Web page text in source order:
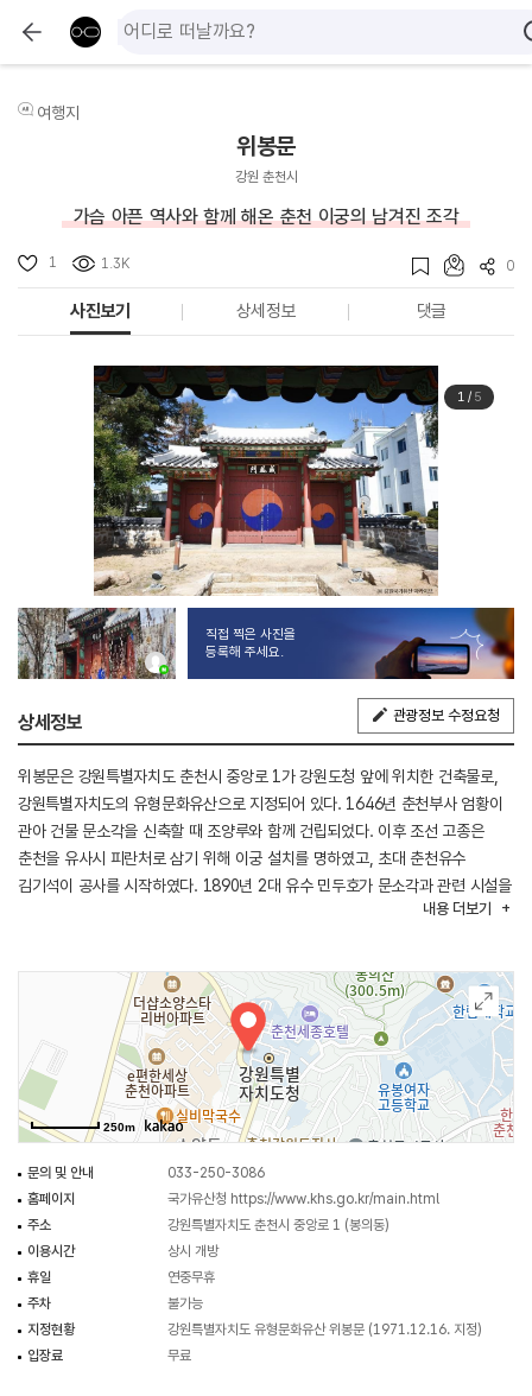
여행지
위봉문
강원 춘천시
가슴 아픈 역사와 함께 해온 춘천 이궁의 남겨진 조각
1 1.3K 0
사진보기 상세정보 댓글
1/ 5
직접 찍은 사진을
등록해 주세요.
상세정보 관광정보 수정요청
위봉문은 강원특별자치도 춘천시 중앙로 1가 강원도청 앞에 위치한 건축물로,
강원특별자치도의 유형문화유산으로 지정되어 있다. 1646년 춘천부사 엄황이
관아 건물 문소각을 신축할 때 조양루와 함께 건립되었다. 이후 조선 고종은
춘천을 유사시 피란처로 삼기 위해 이궁 설치를 명하였고, 초대 춘천유수
김기석이 공사를 시작하였다. 1890년 2대 유수 민두호가 문소각과 관련 시설을
확장하면서 이궁이 완성되었다. 이궁의 구성에서 위봉문은 임금의 침전이자
전형적인 건축 양식을 보여주는 동시에 춘천 이궁의 유일한 잔존 건물로서
역사적 가치가 크다. 한국전쟁으로 문소각이 소실되고, 이궁 터에 강원도청이
들어서면서 위봉문은 도청 주변을 따라 여러 차례 이전되었다. 2013년
조양루와 함께 강원도청사 내로 이전·복원되었다. 현판 글씨는 조선 후기 명필가
송하옹과 조윤형의 작품이다. 건물은 정면 3칸, 측면 2칸의 맞배지붕 구조로,
내삼문 전형인 솟을대문 형식을 온전히 보존하고 있다.
내용 더보기
250m
문의 및 안내
033-250-3086
홈페이지
국가유산청 https://www.khs.go.kr/main.html
주소
강원특별자치도 춘천시 중앙로 1 (봉의동)
이용시간
상시 개방
휴일
연중무휴
주차
불가능
지정현황
강원특별자치도 유형문화유산 위봉문 (1971.12.16. 지정)
입장료
무료